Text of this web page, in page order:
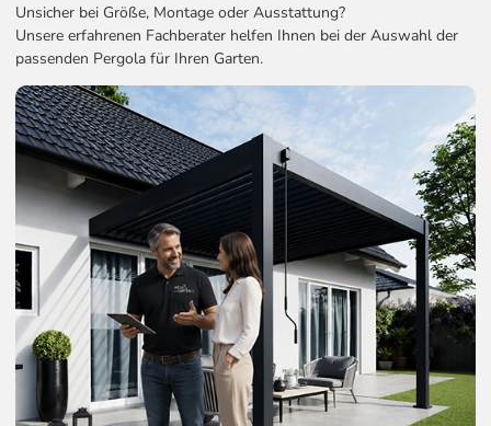
Unsicher bei Größe, Montage oder Ausstattung?
Unsere erfahrenen Fachberater helfen Ihnen bei der Auswahl der
passenden Pergola für Ihren Garten.